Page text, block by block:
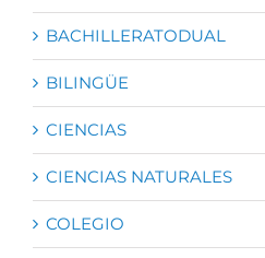
BACHILLERATODUAL
BILINGÜE
CIENCIAS
CIENCIAS NATURALES
COLEGIO